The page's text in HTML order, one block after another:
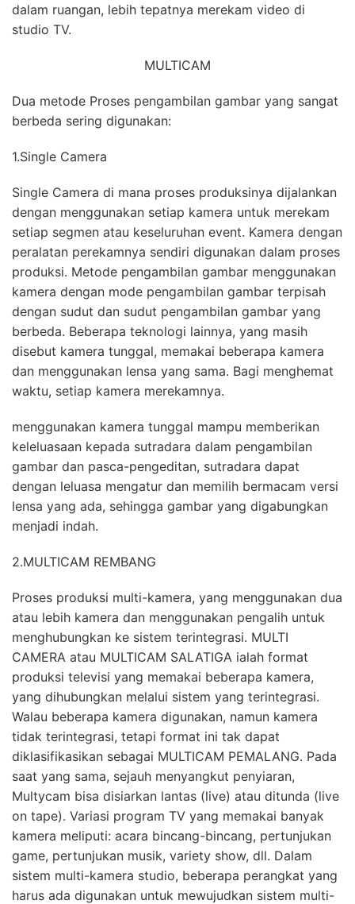
dalam ruangan, lebih tepatnya merekam video di
studio TV.
MULTICAM
Dua metode Proses pengambilan gambar yang sangat
berbeda sering digunakan:
1.Single Camera
Single Camera di mana proses produksinya dijalankan
dengan menggunakan setiap kamera untuk merekam
setiap segmen atau keseluruhan event. Kamera dengan
peralatan perekamnya sendiri digunakan dalam proses
produksi. Metode pengambilan gambar menggunakan
kamera dengan mode pengambilan gambar terpisah
dengan sudut dan sudut pengambilan gambar yang
berbeda. Beberapa teknologi lainnya, yang masih
disebut kamera tunggal, memakai beberapa kamera
dan menggunakan lensa yang sama. Bagi menghemat
waktu, setiap kamera merekamnya.
menggunakan kamera tunggal mampu memberikan
keleluasaan kepada sutradara dalam pengambilan
gambar dan pasca-pengeditan, sutradara dapat
dengan leluasa mengatur dan memilih bermacam versi
lensa yang ada, sehingga gambar yang digabungkan
menjadi indah.
2.MULTICAM REMBANG
Proses produksi multi-kamera, yang menggunakan dua
atau lebih kamera dan menggunakan pengalih untuk
menghubungkan ke sistem terintegrasi. MULTI
CAMERA atau MULTICAM SALATIGA ialah format
produksi televisi yang memakai beberapa kamera,
yang dihubungkan melalui sistem yang terintegrasi.
Walau beberapa kamera digunakan, namun kamera
tidak terintegrasi, tetapi format ini tak dapat
diklasifikasikan sebagai MULTICAM PEMALANG. Pada
saat yang sama, sejauh menyangkut penyiaran,
Multycam bisa disiarkan lantas (live) atau ditunda (live
on tape). Variasi program TV yang memakai banyak
kamera meliputi: acara bincang-bincang, pertunjukan
game, pertunjukan musik, variety show, dll. Dalam
sistem multi-kamera studio, beberapa perangkat yang
harus ada digunakan untuk mewujudkan sistem multi-